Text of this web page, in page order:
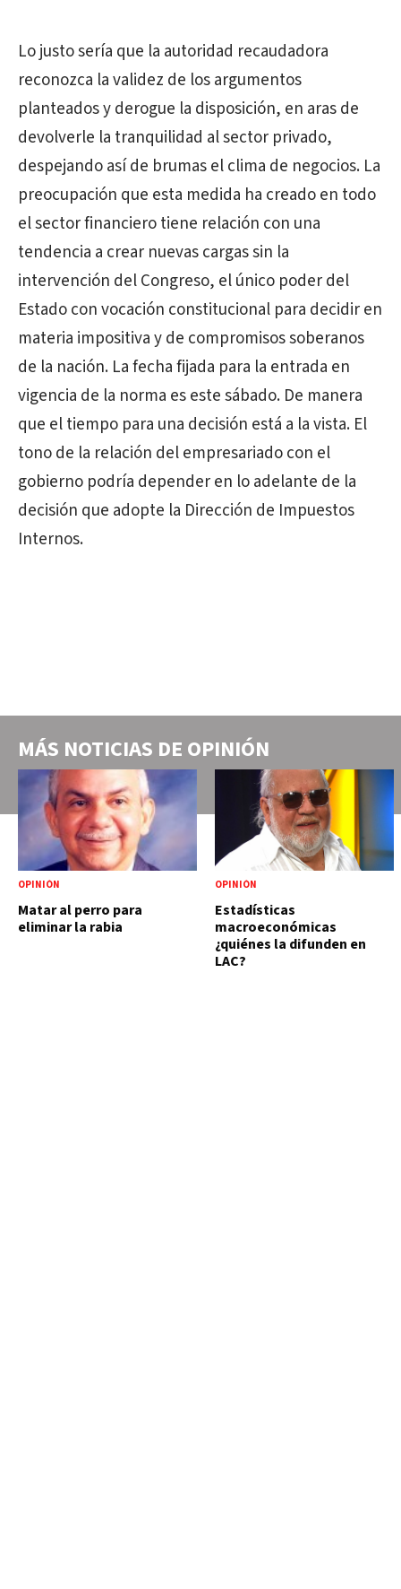
Lo justo sería que la autoridad recaudadora
reconozca la validez de los argumentos
planteados y derogue la disposición, en aras de
devolverle la tranquilidad al sector privado,
despejando así de brumas el clima de negocios. La
preocupación que esta medida ha creado en todo
el sector financiero tiene relación con una
tendencia a crear nuevas cargas sin la
intervención del Congreso, el único poder del
Estado con vocación constitucional para decidir en
materia impositiva y de compromisos soberanos
de la nación. La fecha fijada para la entrada en
vigencia de la norma es este sábado. De manera
que el tiempo para una decisión está a la vista. El
tono de la relación del empresariado con el
gobierno podría depender en lo adelante de la
decisión que adopte la Dirección de Impuestos
Internos.
MÁS NOTICIAS DE OPINIÓN
OPINIÓN
Matar al perro para
eliminar la rabia
OPINIÓN
Estadísticas
macroeconómicas
¿quiénes la difunden en
LAC?